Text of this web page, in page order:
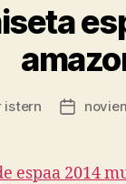
istern
Fecha
entrada